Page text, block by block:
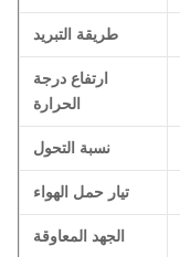
طريقة التبريد
ارتفاع درجة
الحرارة
نسبة التحول
تيار حمل الهواء
الجهد المعاوقة